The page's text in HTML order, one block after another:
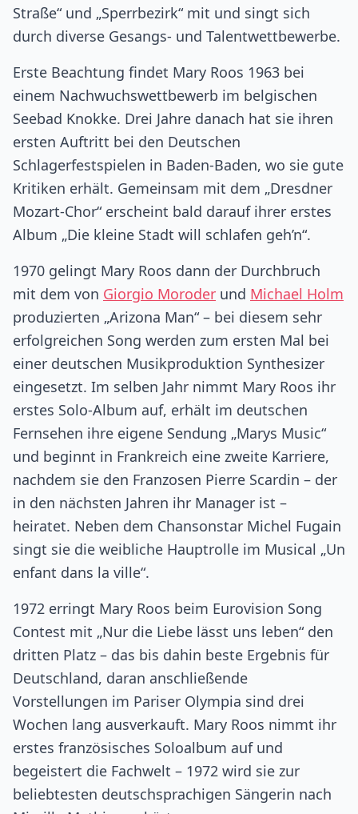
Straße“ und „Sperrbezirk“ mit und singt sich
durch diverse Gesangs- und Talentwettbewerbe.
Erste Beachtung findet Mary Roos 1963 bei
einem Nachwuchswettbewerb im belgischen
Seebad Knokke. Drei Jahre danach hat sie ihren
ersten Auftritt bei den Deutschen
Schlagerfestspielen in Baden-Baden, wo sie gute
Kritiken erhält. Gemeinsam mit dem „Dresdner
Mozart-Chor“ erscheint bald darauf ihrer erstes
Album „Die kleine Stadt will schlafen geh’n“.
1970 gelingt Mary Roos dann der Durchbruch
mit dem von Giorgio Moroder und Michael Holm
produzierten „Arizona Man“ – bei diesem sehr
erfolgreichen Song werden zum ersten Mal bei
einer deutschen Musikproduktion Synthesizer
eingesetzt. Im selben Jahr nimmt Mary Roos ihr
erstes Solo-Album auf, erhält im deutschen
Fernsehen ihre eigene Sendung „Marys Music“
und beginnt in Frankreich eine zweite Karriere,
nachdem sie den Franzosen Pierre Scardin – der
in den nächsten Jahren ihr Manager ist –
heiratet. Neben dem Chansonstar Michel Fugain
singt sie die weibliche Hauptrolle im Musical „Un
enfant dans la ville“.
1972 erringt Mary Roos beim Eurovision Song
Contest mit „Nur die Liebe lässt uns leben“ den
dritten Platz – das bis dahin beste Ergebnis für
Deutschland, daran anschließende
Vorstellungen im Pariser Olympia sind drei
Wochen lang ausverkauft. Mary Roos nimmt ihr
erstes französisches Soloalbum auf und
begeistert die Fachwelt – 1972 wird sie zur
beliebtesten deutschsprachigen Sängerin nach